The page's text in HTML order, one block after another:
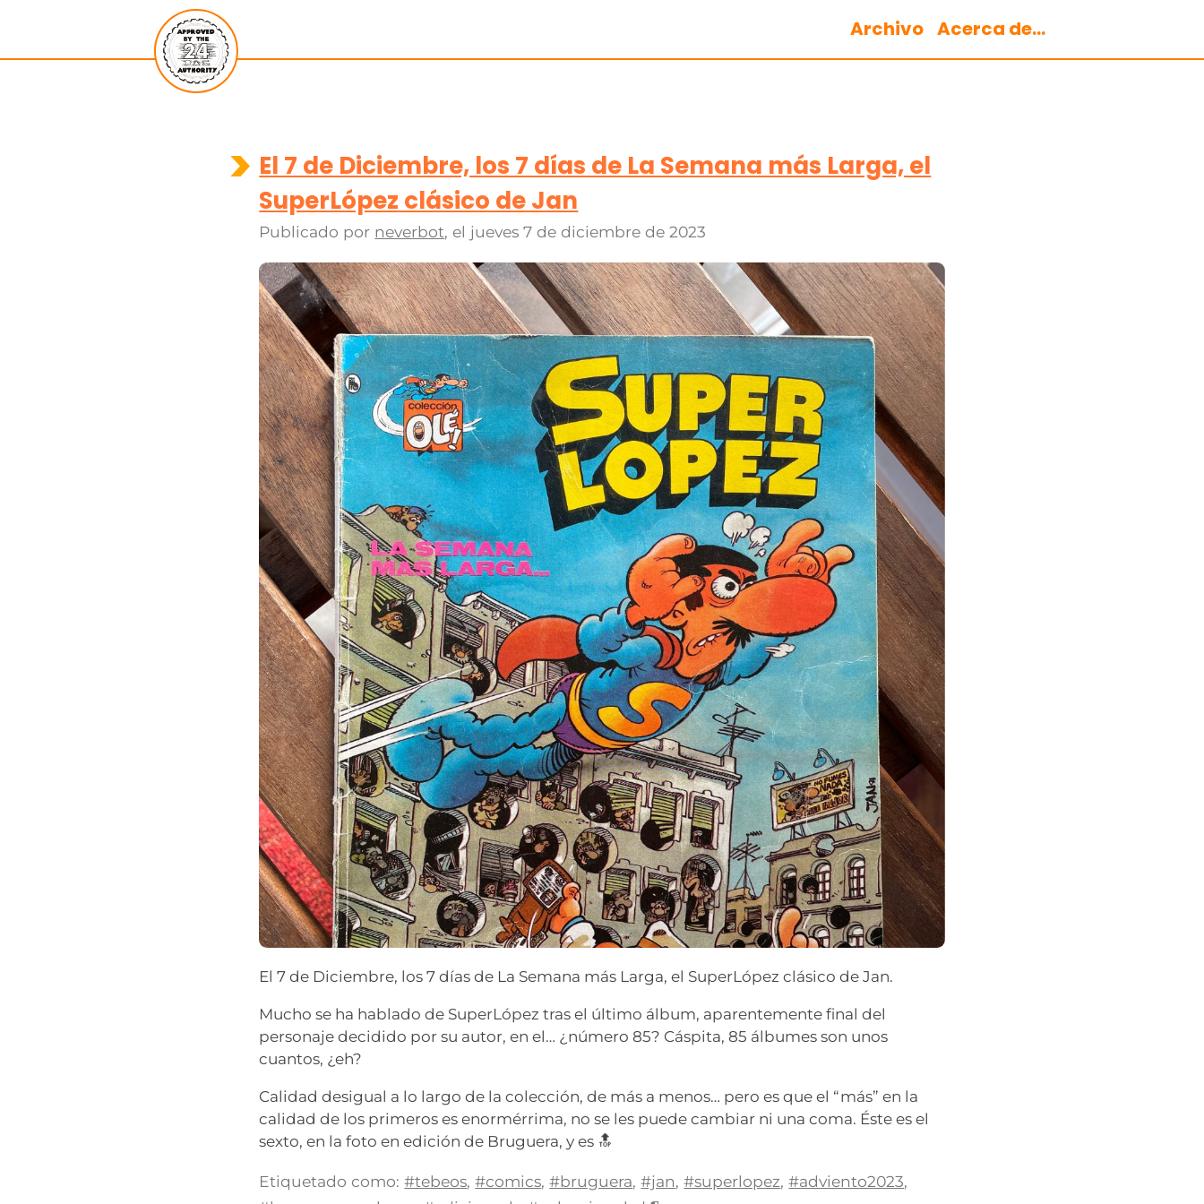
Archivo Acerca de...
El 7 de Diciembre, los 7 días de La Semana más Larga, el
SuperLópez clásico de Jan
Publicado por neverbot, el jueves 7 de diciembre de 2023
El 7 de Diciembre, los 7 días de La Semana más Larga, el SuperLópez clásico de Jan.
Mucho se ha hablado de SuperLópez tras el último álbum, aparentemente final del
personaje decidido por su autor, en el… ¿número 85? Cáspita, 85 álbumes son unos
cuantos, ¿eh?
Calidad desigual a lo largo de la colección, de más a menos… pero es que el “más” en la
calidad de los primeros es enormérrima, no se les puede cambiar ni una coma. Éste es el
sexto, en la foto en edición de Bruguera, y es 🔝
Etiquetado como: #tebeos,#comics,#bruguera,#jan,#superlopez,#adviento2023,